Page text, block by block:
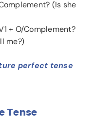
(Is she
+ O/Complement?
me?)
perfect tense
Tense